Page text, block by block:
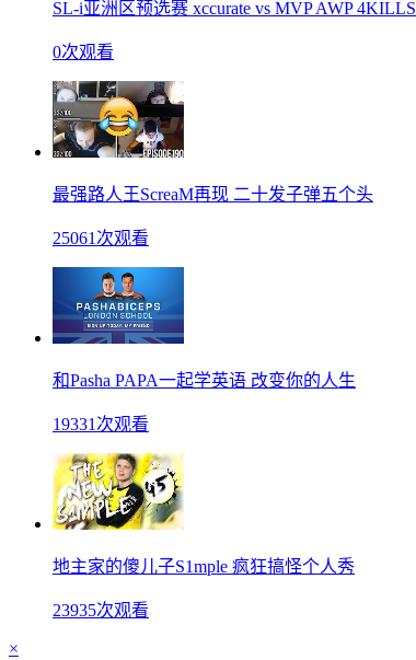
SL-i亚洲区预选赛 xccurate vs MVP AWP 4KILLS
0次观看
最强路人王ScreaM再现 二十发子弹五个头
25061次观看
和Pasha PAPA一起学英语 改变你的人生
19331次观看
地主家的傻儿子S1mple 疯狂搞怪个人秀
23935次观看
×